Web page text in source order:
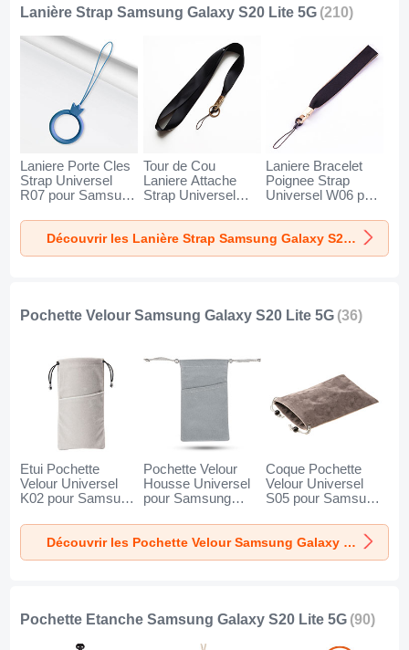
Lanière Strap Samsung Galaxy S20 Lite 5G (210)
Laniere Porte Cles
Strap Universel
R07 pour Samsung
Bleu
Tour de Cou
Laniere Attache
Strap Universel
Galaxy S20 Lite 5G
Noir
Laniere Bracelet
Poignee Strap
Universel W06 pour
S20 Lite 5G Noir
Découvrir les Lanière Strap Samsung Galaxy S20 Lite 5G
Pochette Velour Samsung Galaxy S20 Lite 5G (36)
Etui Pochette
Velour Universel
K02 pour Samsung
Gris
Pochette Velour
Housse Universel
pour Samsung
Gris
Coque Pochette
Velour Universel
S05 pour Samsung
Marron
Découvrir les Pochette Velour Samsung Galaxy S20 Lite 5G
Pochette Etanche Samsung Galaxy S20 Lite 5G (90)